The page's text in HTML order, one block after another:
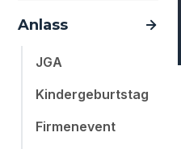
Anlass
JGA
Kindergeburtstag
Firmenevent